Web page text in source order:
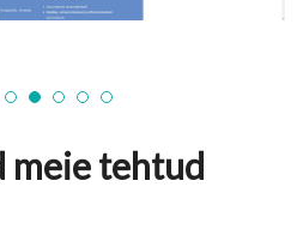
meie tehtud
1 2 3 4 5